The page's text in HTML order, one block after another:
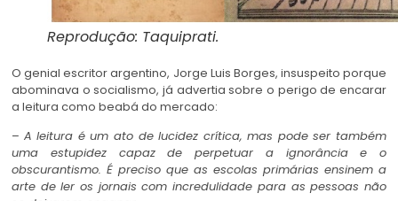
Reprodução: Taquiprati.
O genial escritor argentino, Jorge Luis Borges, insuspeito porque
abominava o socialismo, já advertia sobre o perigo de encarar
a leitura como beabá do mercado:
– A leitura é um ato de lucidez crítica, mas pode ser também
uma estupidez capaz de perpetuar a ignorância e o
obscurantismo. É preciso que as escolas primárias ensinem a
arte de ler os jornais com incredulidade para as pessoas não